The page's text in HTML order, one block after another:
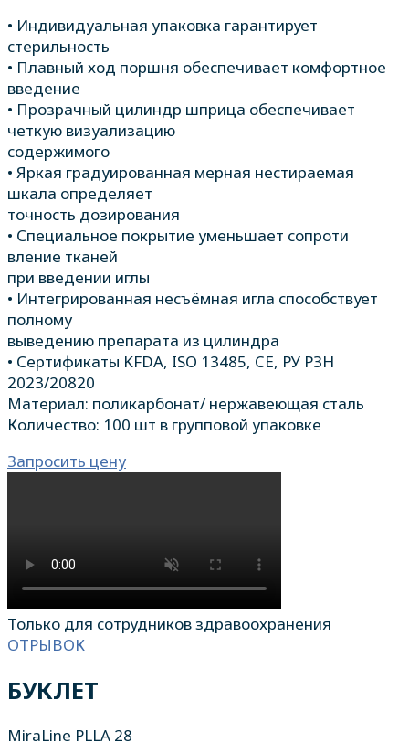
• Индивидуальная упаковка гарантирует
стерильность
• Плавный ход поршня обеспечивает комфортное
введение
• Прозрачный цилиндр шприца обеспечивает
четкую визуализацию
содержимого
• Яркая градуированная мерная нестираемая
шкала определяет
точность дозирования
• Специальное покрытие уменьшает сопроти
вление тканей
при введении иглы
• Интегрированная несъёмная игла способствует
полному
выведению препарата из цилиндра
• Сертификаты KFDA, ISO 13485, CE, РУ РЗН
2023/20820
Материал: поликарбонат/ нержавеющая сталь
Количество: 100 шт в групповой упаковке
Запросить цену
Только для сотрудников здравоохранения
ОТРЫВОК
БУКЛЕТ
MiraLine PLLA 28